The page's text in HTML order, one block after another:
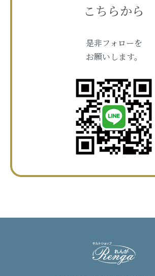
こちらから
是非フォローを
お願いします。